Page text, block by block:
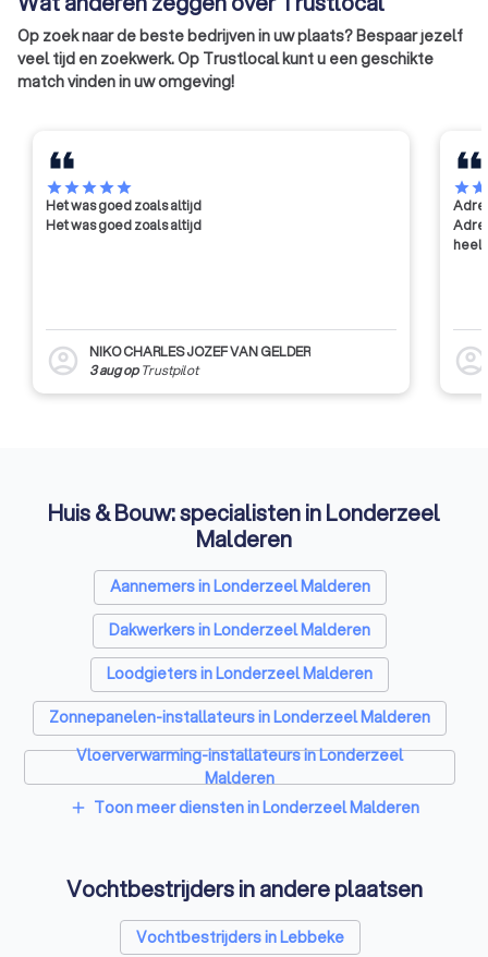
werkzaamheden.
Op zoek naar de beste bedrijven in uw plaats? Bespaar jezelf
veel tijd en zoekwerk. Op Trustlocal kunt u een geschikte
match vinden in uw omgeving!
starstarstarstarstar
Het was goed zoals altijd
Het was goed zoals altijd
account_circle
NIKO CHARLES JOZEF VAN GELDER
3 augop Trustpilot
starstar
heel
account_circle
Huis & Bouw: specialisten in Londerzeel
Malderen
Aannemers in Londerzeel Malderen
Dakwerkers in Londerzeel Malderen
Loodgieters in Londerzeel Malderen
Zonnepanelen-installateurs in Londerzeel Malderen
Vloerverwarming-installateurs in Londerzeel
Malderen
Airco installateurs in Londerzeel Malderen
Laadpaal installateurs in Londerzeel Malderen
Zonwering specialisten in Londerzeel Malderen
add Toon meer diensten in Londerzeel Malderen
Vochtbestrijders in andere plaatsen
Vochtbestrijders in Lebbeke